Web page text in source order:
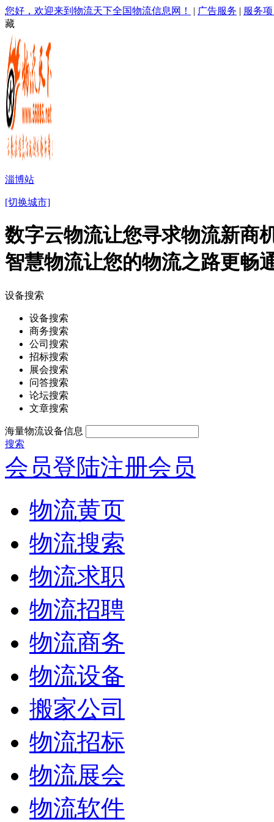
您好，欢迎来到物流天下全国物流信息网！ | 广告服务 | 服务
藏
淄博站
[切换城市]
数字云物流让您寻求物流新商
智慧物流让您的物流之路更畅
设备搜索
设备搜索
商务搜索
公司搜索
招标搜索
展会搜索
问答搜索
论坛搜索
文章搜索
海量物流设备信息
搜索
会员登陆注册会员
物流黄页
物流搜索
物流求职
物流招聘
物流商务
物流设备
搬家公司
物流招标
物流展会
物流软件